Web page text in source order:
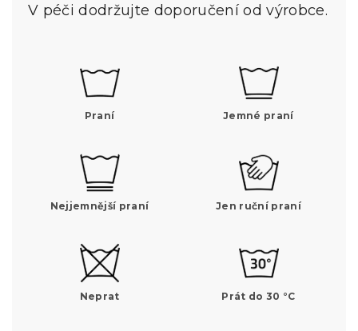
V péči dodržujte doporučení od výrobce.
Praní Jemné praní
Nejjemnější praní Jen ruční praní
Neprat Prát do 30 °C